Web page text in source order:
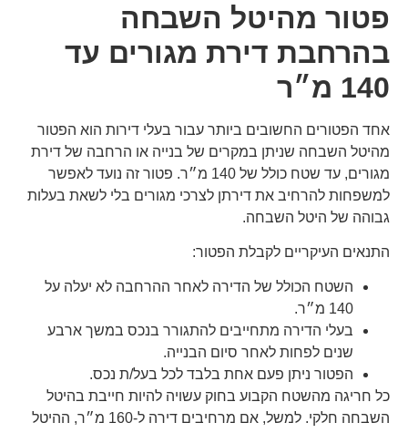
פטור מהיטל השבחה
בהרחבת דירת מגורים עד
140 מ״ר
אחד הפטורים החשובים ביותר עבור בעלי דירות הוא הפטור
מהיטל השבחה שניתן במקרים של בנייה או הרחבה של דירת
מגורים, עד שטח כולל של 140 מ״ר. פטור זה נועד לאפשר
למשפחות להרחיב את דירתן לצרכי מגורים בלי לשאת בעלות
גבוהה של היטל השבחה.
התנאים העיקריים לקבלת הפטור:
השטח הכולל של הדירה לאחר ההרחבה לא יעלה על
140 מ״ר.
בעלי הדירה מתחייבים להתגורר בנכס במשך ארבע
שנים לפחות לאחר סיום הבנייה.
הפטור ניתן פעם אחת בלבד לכל בעל/ת נכס.
כל חריגה מהשטח הקבוע בחוק עשויה להיות חייבת בהיטל
השבחה חלקי. למשל, אם מרחיבים דירה ל-160 מ״ר, ההיטל